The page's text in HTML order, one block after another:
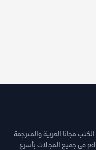
مجانا العربية والمترجمة
والروايات والقصص وغيرها من كتب مجانية pdf فى جميع المجالات بأسرع